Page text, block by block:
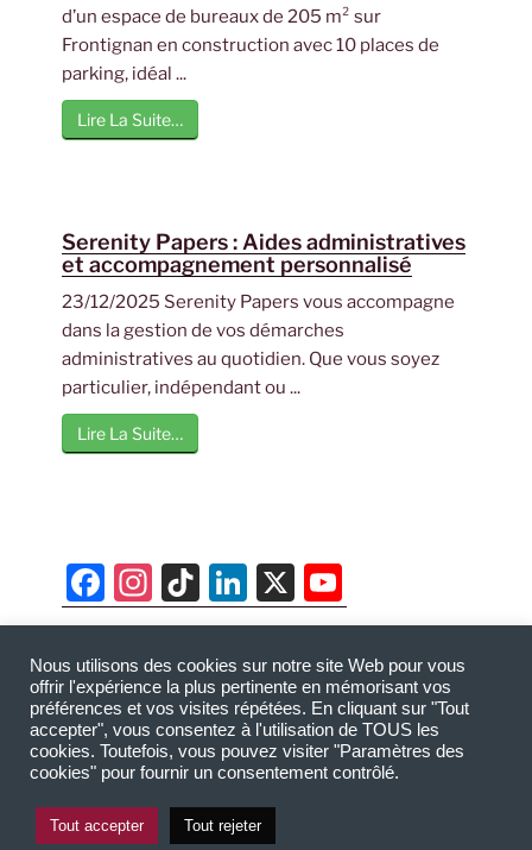
d’un espace de bureaux de 205 m² sur
Frontignan en construction avec 10 places de
parking, idéal ...
Lire La Suite…
Serenity Papers : Aides administratives
et accompagnement personnalisé
23/12/2025 Serenity Papers vous accompagne
dans la gestion de vos démarches
administratives au quotidien. Que vous soyez
particulier, indépendant ou ...
Lire La Suite…
F
a
c
e
b
o
o
In
st
a
gr
a
m
Ti
k
T
o
k
Li
n
k
e
dI
n
X
o
u
T
u
b
AUGEFI - Cabinet d’audit et expertise comptable
basé à Agde, Bassin de Thau, Montpellier,
Narbonne, Pézenas et Villeneuve-lès-Béziers.
Copyright @ 2026 augefi.fr-Mentions légales-
Politique de confidentialité RGPD
Nous utilisons des cookies sur notre site Web pour vous
offrir l'expérience la plus pertinente en mémorisant vos
préférences et vos visites répétées. En cliquant sur "Tout
accepter", vous consentez à l'utilisation de TOUS les
cookies. Toutefois, vous pouvez visiter "Paramètres des
cookies" pour fournir un consentement contrôlé.
Tout accepter Tout rejeter